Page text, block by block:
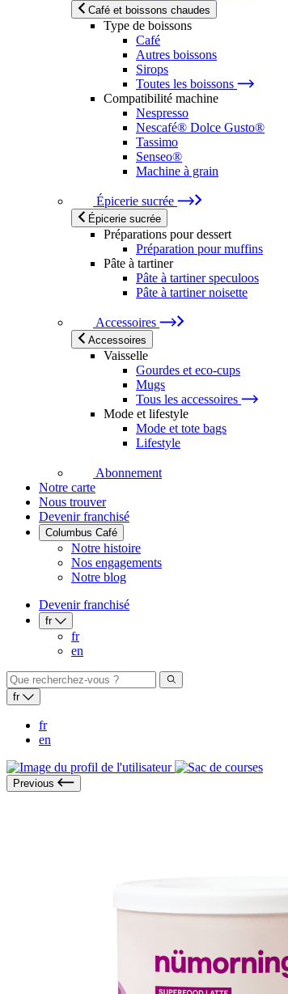
Café et boissons chaudes
Type de boissons
Café
Autres boissons
Sirops
Toutes les boissons
Compatibilité machine
Nespresso
Nescafé® Dolce Gusto®
Tassimo
Senseo®
Machine à grain
Épicerie sucrée
Épicerie sucrée
Préparations pour dessert
Préparation pour muffins
Pâte à tartiner
Pâte à tartiner speculoos
Pâte à tartiner noisette
Accessoires
Accessoires
Vaisselle
Gourdes et eco-cups
Mugs
Tous les accessoires
Mode et lifestyle
Mode et tote bags
Lifestyle
Abonnement
Notre carte
Nous trouver
Devenir franchisé
Columbus Café
Notre histoire
Nos engagements
Notre blog
Devenir franchisé
fr
fr
en
fr
fr
en
Previous